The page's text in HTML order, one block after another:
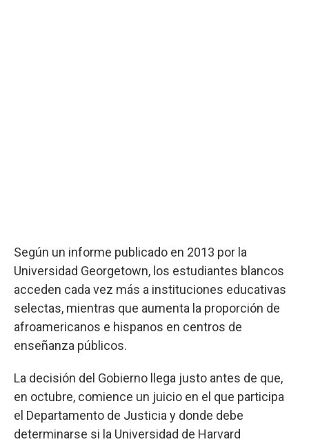
Según un informe publicado en 2013 por la
Universidad Georgetown, los estudiantes blancos
acceden cada vez más a instituciones educativas
selectas, mientras que aumenta la proporción de
afroamericanos e hispanos en centros de
enseñanza públicos.
La decisión del Gobierno llega justo antes de que,
en octubre, comience un juicio en el que participa
el Departamento de Justicia y donde debe
determinarse si la Universidad de Harvard